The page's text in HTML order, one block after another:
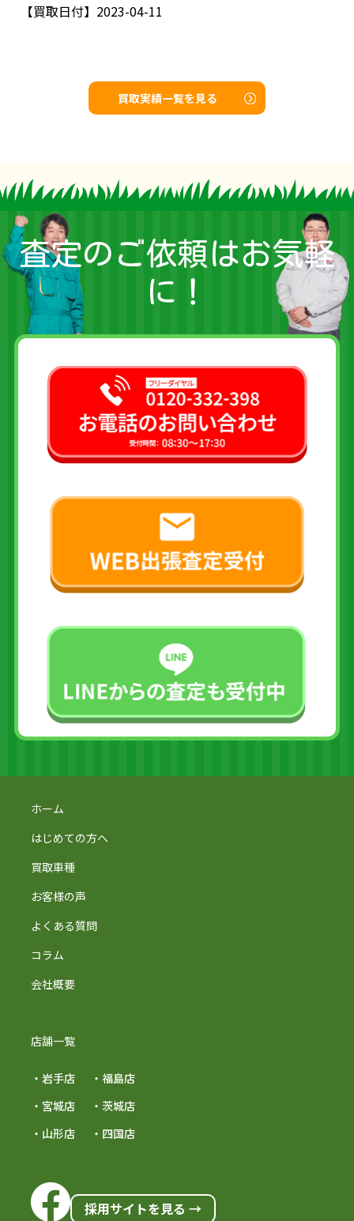
【買取日付】 2023-04-11
買取実績一覧を見る
査定のご依頼はお気軽
に！
ホーム
はじめての方へ
買取車種
お客様の声
よくある質問
コラム
会社概要
店舗一覧
・岩手店
・宮城店
・山形店
・福島店
・茨城店
・四国店
採用サイトを見る →